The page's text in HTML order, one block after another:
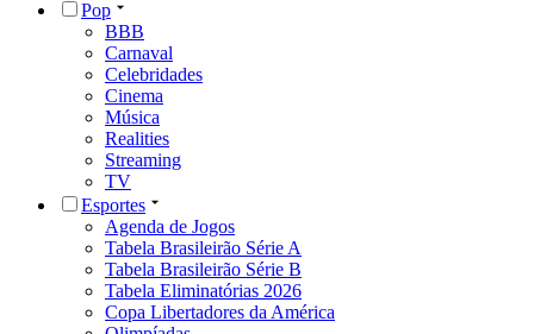
Pop
BBB
Carnaval
Celebridades
Cinema
Música
Realities
Streaming
TV
Esportes
Agenda de Jogos
Tabela Brasileirão Série A
Tabela Brasileirão Série B
Tabela Eliminatórias 2026
Copa Libertadores da América